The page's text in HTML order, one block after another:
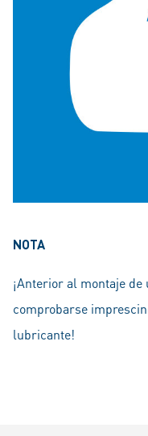
NOTA
¡Anterior al montaje de
comprobarse
lubricante!